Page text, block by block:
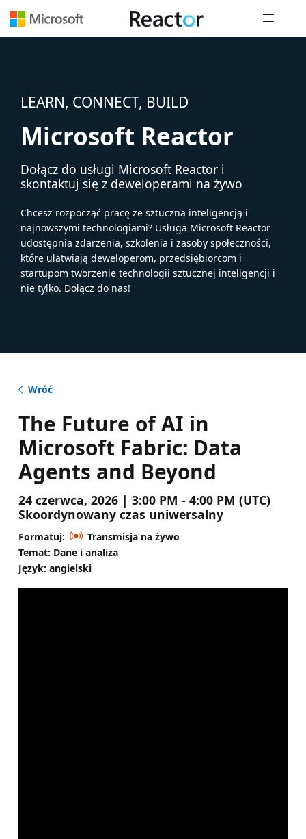
LEARN, CONNECT, BUILD
Microsoft Reactor
Dołącz do usługi Microsoft Reactor i
skontaktuj się z deweloperami na żywo
Chcesz rozpocząć pracę ze sztuczną inteligencją i
najnowszymi technologiami? Usługa Microsoft Reactor
udostępnia zdarzenia, szkolenia i zasoby społeczności,
które ułatwiają deweloperom, przedsiębiorcom i
startupom tworzenie technologii sztucznej inteligencji i
nie tylko. Dołącz do nas!
Wróć
The Future of AI in
Microsoft Fabric: Data
Agents and Beyond
24 czerwca, 2026 | 3:00 PM - 4:00 PM (UTC)
Skoordynowany czas uniwersalny
Formatuj:
Transmisja na żywo
Temat: Dane i analiza
Język: angielski